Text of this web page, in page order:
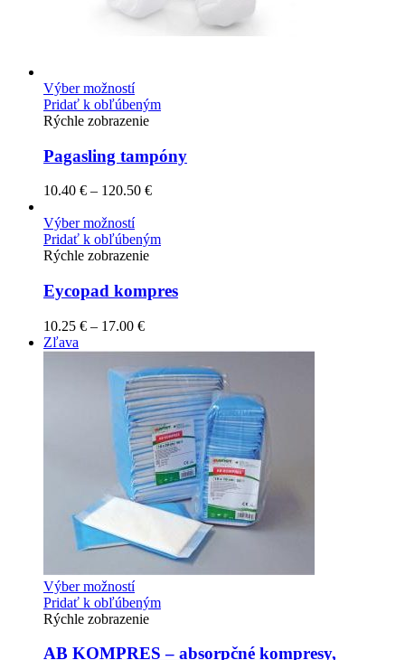
Výber možností
Pridať k obľúbeným
Rýchle zobrazenie
Pagasling tampóny
10.40 € – 120.50 €
Výber možností
Pridať k obľúbeným
Rýchle zobrazenie
Eycopad kompres
10.25 € – 17.00 €
Zľava
Výber možností
Pridať k obľúbeným
Rýchle zobrazenie
AB KOMPRES – absorpčné kompresy,